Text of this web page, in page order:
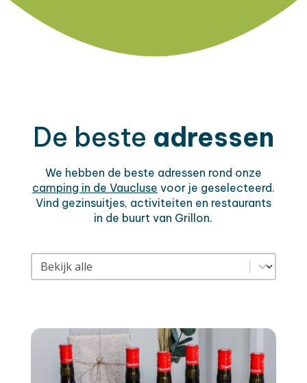
De beste adressen
We hebben de beste adressen rond onze
camping in de Vaucluse voor je geselecteerd.
Vind gezinsuitjes, activiteiten en restaurants
in de buurt van Grillon.
Filtre adresses mobile
Select content